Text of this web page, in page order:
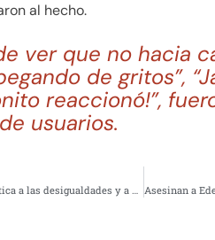
al hecho.
ver que no hacia
de gritos”,
reaccionó!”,
usuarios.
Bad Bunny lanza El apagón, crítica a las desigualdades y a eléctricas